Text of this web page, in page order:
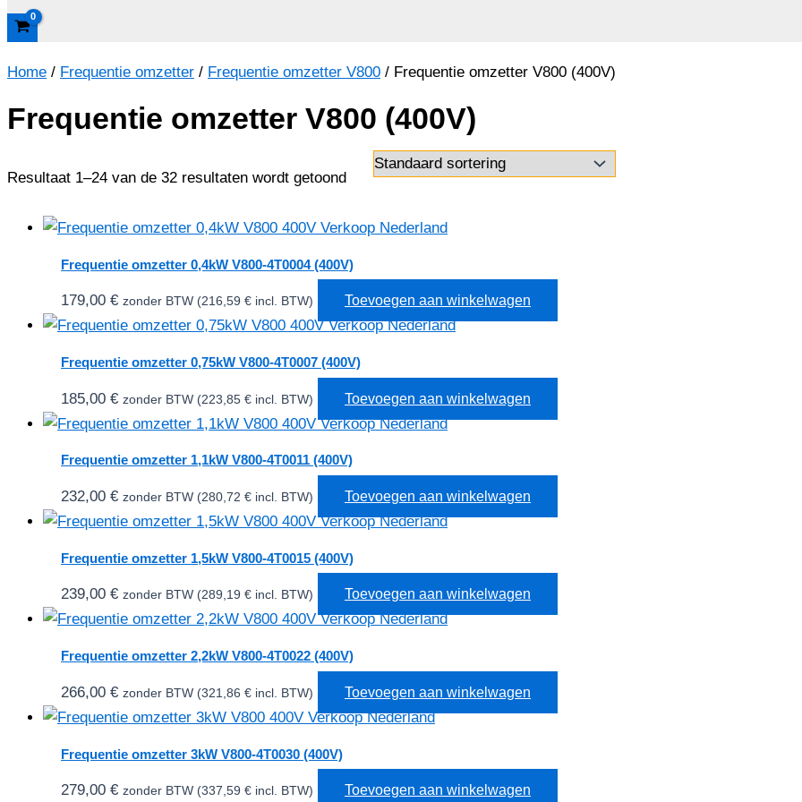
Home / Frequentie omzetter / Frequentie omzetter V800 / Frequentie omzetter V800 (400V)
Frequentie omzetter V800 (400V)
Resultaat 1–24 van de 32 resultaten wordt getoond
Frequentie omzetter 0,4kW V800-4T0004 (400V)
179,00 € zonder BTW (216,59 € incl. BTW) Toevoegen aan winkelwagen
Frequentie omzetter 0,75kW V800-4T0007 (400V)
185,00 € zonder BTW (223,85 € incl. BTW) Toevoegen aan winkelwagen
Frequentie omzetter 1,1kW V800-4T0011 (400V)
232,00 € zonder BTW (280,72 € incl. BTW) Toevoegen aan winkelwagen
Frequentie omzetter 1,5kW V800-4T0015 (400V)
239,00 € zonder BTW (289,19 € incl. BTW) Toevoegen aan winkelwagen
Frequentie omzetter 2,2kW V800-4T0022 (400V)
266,00 € zonder BTW (321,86 € incl. BTW) Toevoegen aan winkelwagen
Frequentie omzetter 3kW V800-4T0030 (400V)
279,00 € zonder BTW (337,59 € incl. BTW) Toevoegen aan winkelwagen